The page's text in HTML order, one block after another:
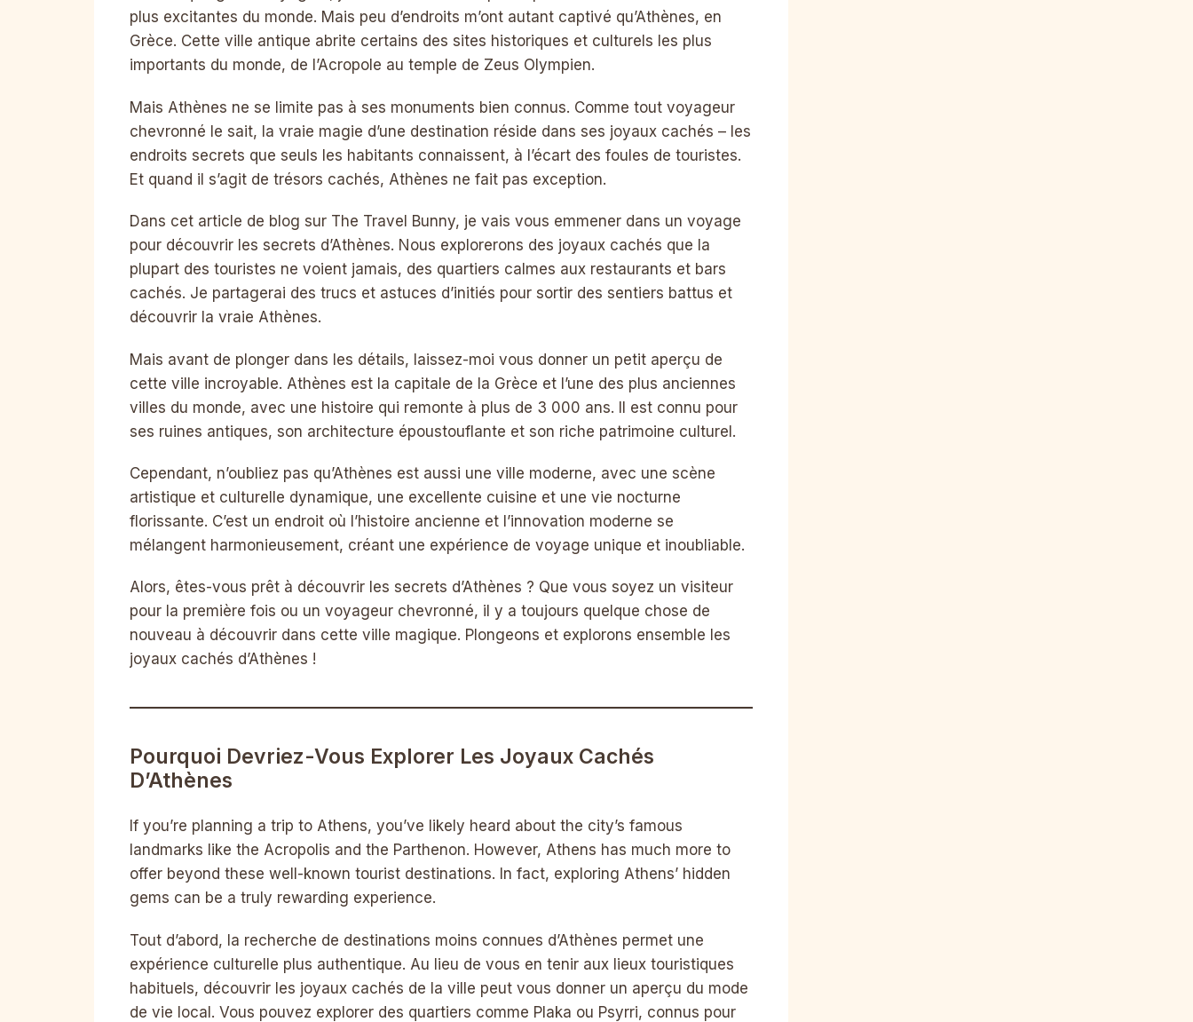
plus excitantes du monde. Mais peu d’endroits m’ont autant captivé qu’Athènes, en
Grèce. Cette ville antique abrite certains des sites historiques et culturels les plus
importants du monde, de l’Acropole au temple de Zeus Olympien.
Mais Athènes ne se limite pas à ses monuments bien connus. Comme tout voyageur
chevronné le sait, la vraie magie d’une destination réside dans ses joyaux cachés – les
endroits secrets que seuls les habitants connaissent, à l’écart des foules de touristes.
Et quand il s’agit de trésors cachés, Athènes ne fait pas exception.
Dans cet article de blog sur The Travel Bunny, je vais vous emmener dans un voyage
pour découvrir les secrets d’Athènes. Nous explorerons des joyaux cachés que la
plupart des touristes ne voient jamais, des quartiers calmes aux restaurants et bars
cachés. Je partagerai des trucs et astuces d’initiés pour sortir des sentiers battus et
découvrir la vraie Athènes.
Mais avant de plonger dans les détails, laissez-moi vous donner un petit aperçu de
cette ville incroyable. Athènes est la capitale de la Grèce et l’une des plus anciennes
villes du monde, avec une histoire qui remonte à plus de 3 000 ans. Il est connu pour
ses ruines antiques, son architecture époustouflante et son riche patrimoine culturel.
Cependant, n’oubliez pas qu’Athènes est aussi une ville moderne, avec une scène
artistique et culturelle dynamique, une excellente cuisine et une vie nocturne
florissante. C’est un endroit où l’histoire ancienne et l’innovation moderne se
mélangent harmonieusement, créant une expérience de voyage unique et inoubliable.
Alors, êtes-vous prêt à découvrir les secrets d’Athènes ? Que vous soyez un visiteur
pour la première fois ou un voyageur chevronné, il y a toujours quelque chose de
nouveau à découvrir dans cette ville magique. Plongeons et explorons ensemble les
joyaux cachés d’Athènes !
Pourquoi Devriez-Vous Explorer Les Joyaux Cachés
D’Athènes
If you’re planning a trip to Athens, you’ve likely heard about the city’s famous
landmarks like the Acropolis and the Parthenon. However, Athens has much more to
offer beyond these well-known tourist destinations. In fact, exploring Athens’ hidden
gems can be a truly rewarding experience.
Tout d’abord, la recherche de destinations moins connues d’Athènes permet une
expérience culturelle plus authentique. Au lieu de vous en tenir aux lieux touristiques
habituels, découvrir les joyaux cachés de la ville peut vous donner un aperçu du mode
de vie local. Vous pouvez explorer des quartiers comme Plaka ou Psyrri, connus pour